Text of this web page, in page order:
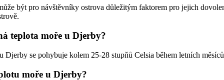
být pro návštěvníky ostrova důležitým faktorem pro jejich
teplota moře u Djerby?
Djerby se pohybuje kolem 25-28 stupňů Celsia během letních
moře u Djerby?